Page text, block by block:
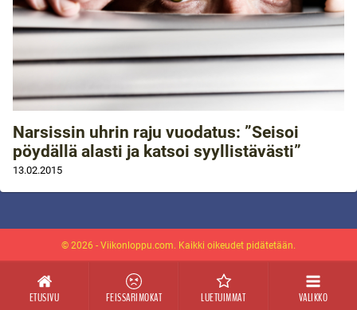
ETUSIVU FEISSARIMOKAT LUETUIMMAT VALIKKO
Narsissin uhrin raju vuodatus: ”Seisoi
pöydällä alasti ja katsoi syyllistävästi”
13.02.2015
© 2026 - Viikonloppu.com. Kaikki oikeudet pidätetään.